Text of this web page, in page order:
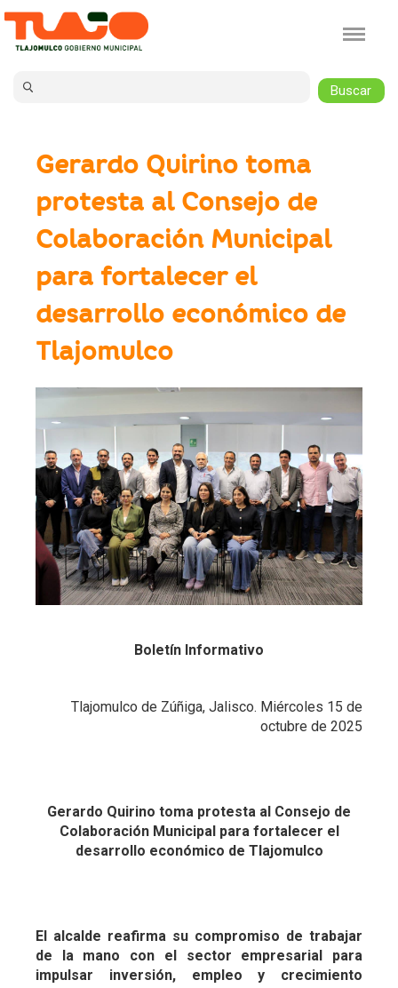
Jump to navigation
Gerardo Quirino toma
protesta al Consejo de
Colaboración Municipal
para fortalecer el
desarrollo económico de
Tlajomulco
Boletín Informativo
Tlajomulco de Zúñiga, Jalisco. Miércoles 15 de
octubre de 2025
Gerardo Quirino toma protesta al Consejo de
Colaboración Municipal para fortalecer el
desarrollo económico de Tlajomulco
El alcalde reafirma su compromiso de trabajar
de la mano con el sector empresarial para
impulsar inversión, empleo y crecimiento